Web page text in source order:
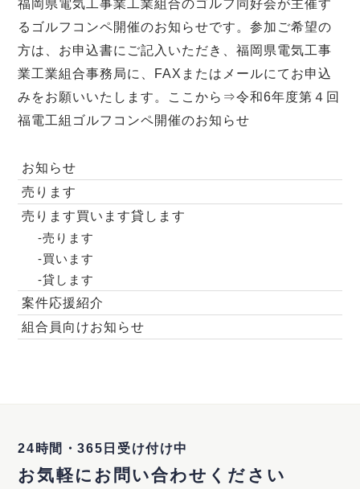
福岡県電気工事業工業組合のゴルフ同好会が主催す
るゴルフコンペ開催のお知らせです。参加ご希望の
方は、お申込書にご記入いただき、福岡県電気工事
業工業組合事務局に、FAXまたはメールにてお申込
みをお願いいたします。ここから⇒令和6年度第４回
福電工組ゴルフコンペ開催のお知らせ
お知らせ
売ります
売ります買います貸します
-売ります
-買います
-貸します
案件応援紹介
組合員向けお知らせ
24時間・365日受け付け中
お気軽にお問い合わせください